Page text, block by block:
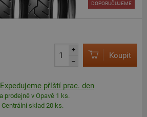
DOPORUČUJEME
+
–
Koupit
Expedujeme příští prac. den
prodejně v Opavě 1 ks.
Centrální sklad 20 ks.